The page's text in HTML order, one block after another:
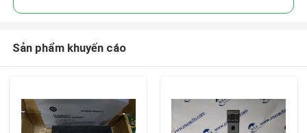
Sản phẩm khuyến cáo